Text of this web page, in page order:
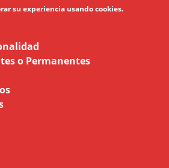
English
2017 | Sviluppato da LABononia
su experiencia usando cookies.
o Permanentes